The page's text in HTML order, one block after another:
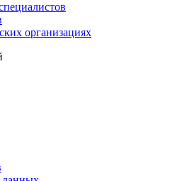
организациях